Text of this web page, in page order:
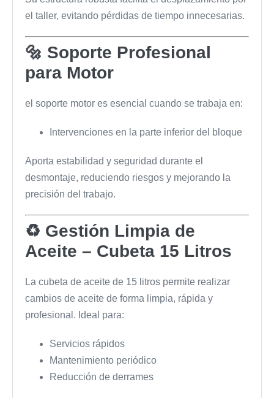
el taller, evitando pérdidas de tiempo innecesarias.
🔩 Soporte Profesional
para Motor
el soporte motor es esencial cuando se trabaja en:
Intervenciones en la parte inferior del bloque
Aporta estabilidad y seguridad durante el
desmontaje, reduciendo riesgos y mejorando la
precisión del trabajo.
♻ Gestión Limpia de
Aceite – Cubeta 15 Litros
La cubeta de aceite de 15 litros permite realizar
cambios de aceite de forma limpia, rápida y
profesional. Ideal para:
Servicios rápidos
Mantenimiento periódico
Reducción de derrames